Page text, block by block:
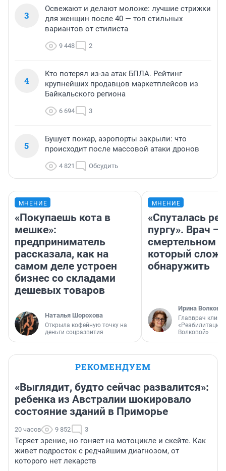
3
Освежают и делают моложе: лучшие стрижки
для женщин после 40 — топ стильных
вариантов от стилиста
9 448 2
4
Кто потерял из-за атак БПЛА. Рейтинг
крупнейших продавцов маркетплейсов из
Байкальского региона
6 694 3
5
Бушует пожар, аэропорты закрыли: что
происходит после массовой атаки дронов
4 821 Обсудить
МНЕНИЕ
«Покупаешь кота в
мешке»:
предприниматель
рассказала, как на
самом деле устроен
бизнес со складами
дешевых товаров
Наталья Шорохова
Открыла кофейную точку на
деньги соцразвития
МНЕНИЕ
«Спуталась
пургу». Врач —
смертельном
который
обнаружить
Ирина Волкова
Главврач
«Реабилитация
Волковой»
РЕКОМЕНДУЕМ
«Выглядит, будто сейчас развалится»:
ребенка из Австралии шокировало
состояние зданий в Приморье
20 часов 9 852 3
Теряет зрение, но гоняет на мотоцикле и скейте. Как
живет подросток с редчайшим диагнозом, от
которого нет лекарств